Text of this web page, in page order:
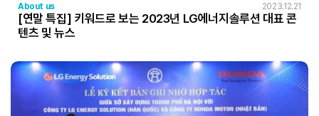
About us 2023.12.21
[연말 특집] 키워드로 보는 2023년 LG에너지솔루션 대표 콘
텐츠 및 뉴스